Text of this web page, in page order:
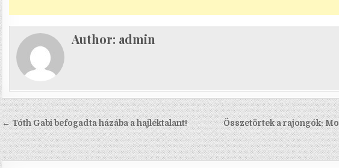
Author: admin
Bejegyzés
navigáció
Összetörtek a rajongók:
← Tóth Gabi befogadta házába a hajléktalant!